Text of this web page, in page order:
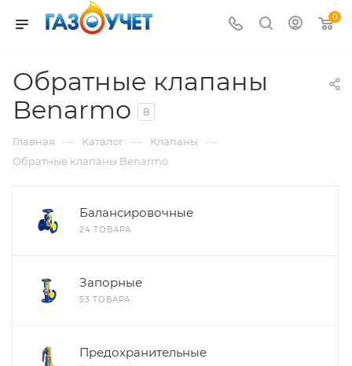
0
Обратные клапаны
Benarmo
8
Главная — Каталог — Клапаны —
Обратные клапаны Benarmo
Балансировочные
24 ТОВАРА
Запорные
53 ТОВАРА
Предохранительные